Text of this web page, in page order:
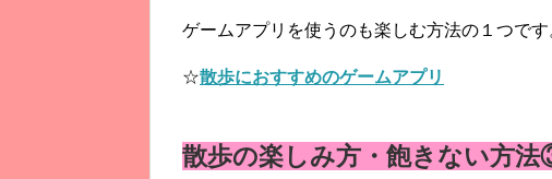
ゲームアプリを使うのも楽しむ方法の１つです
☆散歩におすすめのゲームアプリ
散歩の楽しみ方・飽きない方